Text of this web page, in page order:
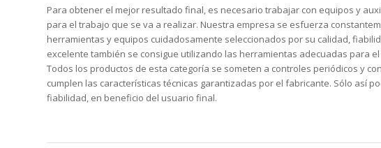
Para obtener el mejor resultado final, es necesario trabajar con equipos y
para el trabajo que se va a realizar. Nuestra empresa se esfuerza
herramientas y equipos cuidadosamente seleccionados por su calidad,
excelente también se consigue utilizando las herramientas adecuadas para
Todos los productos de esta categoría se someten a controles periódicos y
cumplen las características técnicas garantizadas por el fabricante. Sólo así
fiabilidad, en beneficio del usuario final.